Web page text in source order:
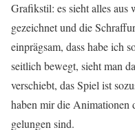
Grafikstil: es sieht alles aus
gezeichnet und die
einprägsam, dass habe ich
seitlich bewegt, sieht man
verschiebt, das Spiel ist
haben mir die Animationen
gelungen sind.